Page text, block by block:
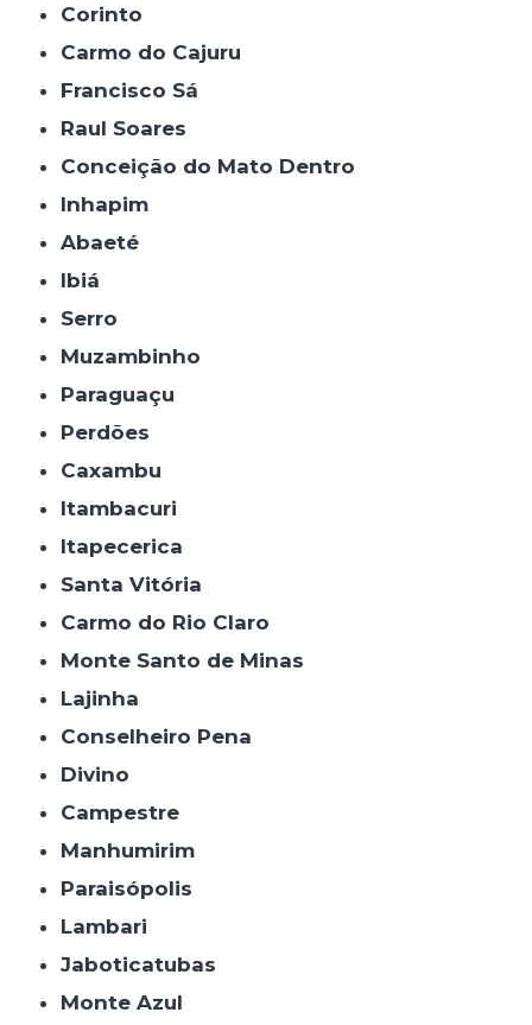
Corinto
Carmo do Cajuru
Francisco Sá
Raul Soares
Conceição do Mato Dentro
Inhapim
Abaeté
Ibiá
Serro
Muzambinho
Paraguaçu
Perdões
Caxambu
Itambacuri
Itapecerica
Santa Vitória
Carmo do Rio Claro
Monte Santo de Minas
Lajinha
Conselheiro Pena
Divino
Campestre
Manhumirim
Paraisópolis
Lambari
Jaboticatubas
Monte Azul